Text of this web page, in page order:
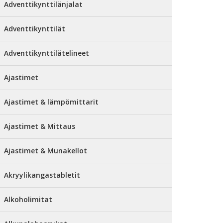
Adventtikynttilänjalat
Adventtikynttilät
Adventtikynttilätelineet
Ajastimet
Ajastimet & lämpömittarit
Ajastimet & Mittaus
Ajastimet & Munakellot
Akryylikangastabletit
Alkoholimitat